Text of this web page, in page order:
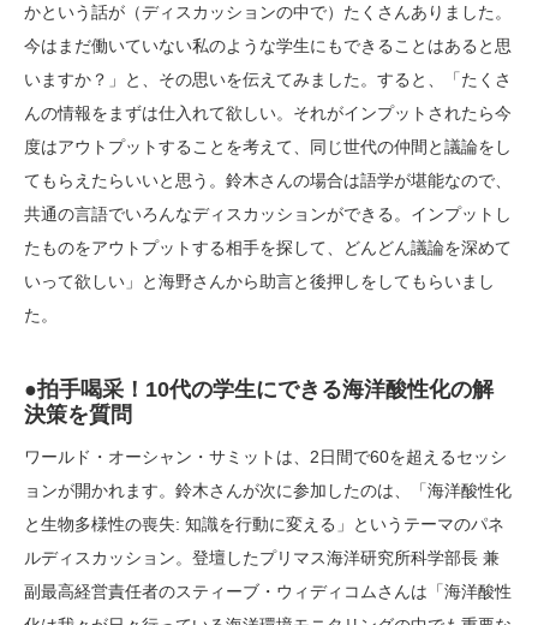
かという話が（ディスカッションの中で）たくさんありました。
今はまだ働いていない私のような学生にもできることはあると思
いますか？」と、その思いを伝えてみました。すると、「たくさ
んの情報をまずは仕入れて欲しい。それがインプットされたら今
度はアウトプットすることを考えて、同じ世代の仲間と議論をし
てもらえたらいいと思う。鈴木さんの場合は語学が堪能なので、
共通の言語でいろんなディスカッションができる。インプットし
たものをアウトプットする相手を探して、どんどん議論を深めて
いって欲しい」と海野さんから助言と後押しをしてもらいまし
た。
●拍手喝采！10代の学生にできる海洋酸性化の解
決策を質問
ワールド・オーシャン・サミットは、2日間で60を超えるセッシ
ョンが開かれます。鈴木さんが次に参加したのは、「海洋酸性化
と生物多様性の喪失: 知識を行動に変える」というテーマのパネ
ルディスカッション。登壇したプリマス海洋研究所科学部長 兼
副最高経営責任者のスティーブ・ウィディコムさんは「海洋酸性